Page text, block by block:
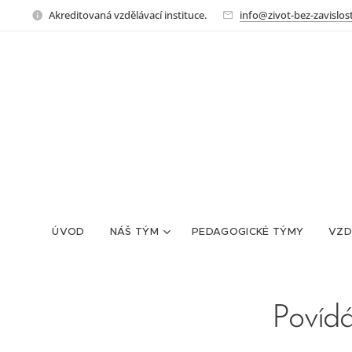
Akreditovaná vzdělávací instituce. info@zivot-bez-
ÚVOD NÁŠ TÝM PEDAGOGICKÉ TÝMY